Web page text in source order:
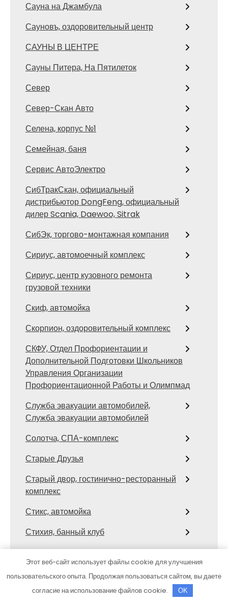
Сауна на Джамбула
Сауновъ, оздоровительный центр
САУНЫ В ЦЕНТРЕ
Сауны Питера, На Пятилеток
Север
Север-Скан Авто
Селена, корпус №1
Семейная, баня
Сервис АвтоЭлектро
СибТракСкан, официальный
дистрибьютор DongFeng, официальный
дилер Scania, Daewoo, Sitrak
СибЭк, торгово-монтажная компания
Сириус, автомоечный комплекс
Сириус, центр кузовного ремонта
грузовой техники
Скиф, автомойка
Скорпион, оздоровительный комплекс
СКФУ, Отдел Профориентации и
Дополнительной Подготовки Школьников
Управления Организации
Профориентационной Работы и Олимпмад
Служба эвакуации автомобилей,
Служба эвакуации автомобилей
Солотча, СПА-комплекс
Старые Друзья
Старый двор, гостинично-ресторанный
комплекс
Стикс, автомойка
Стихия, банный клуб
СТО
СТО Тора
Столярка 22, производственно-
Этот веб-сайт использует файлы cookie для улучшения
пользовательского опыта. Продолжая пользоваться сайтом, вы даете
согласие на использование файлов cookie.
OK